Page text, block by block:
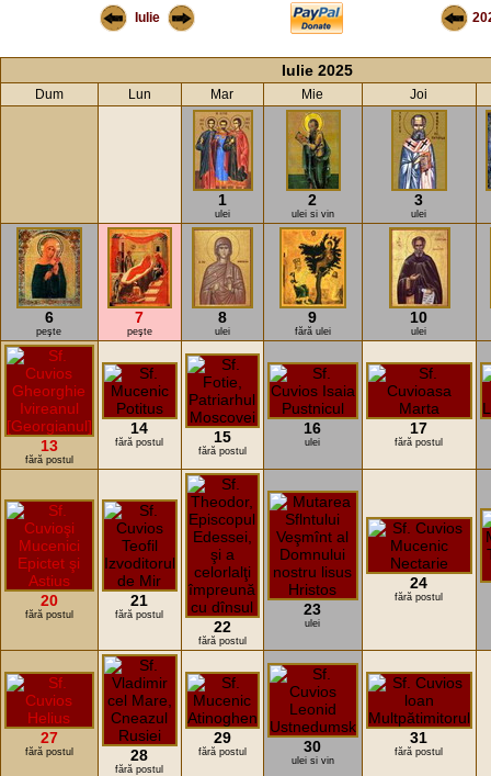
Iulie
Iulie 2025
Dum Lun Mar Mie Joi
1
ulei
2
ulei si vin
3
ulei
6
peşte
7
peşte
8
ulei
9
fără ulei
10
ulei
13
fără postul
14
fără postul 15
fără postul
16
ulei
17
fără postul
20
fără postul
21
fără postul
22
fără postul
23
ulei
24
fără postul
27
fără postul 28
fără postul
29
fără postul 30
ulei si vin
31
fără postul